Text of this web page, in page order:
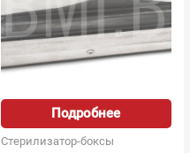
Подробнее
Стерилизатор-боксы